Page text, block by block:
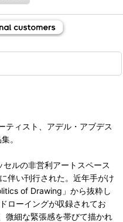
ティスト、アデル・アブデス
。
ルの非営利アートスペース
伴い刊行された。近年手がけ
of Drawing」から抜粋し
ローイングが収録されてお
微細な緊張感を帯びて描かれ